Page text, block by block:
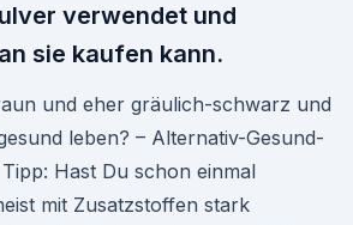
verwendet und
sie kaufen kann.
und eher gräulich-schwarz und
leben? – Alternativ-Gesund-
Hast Du schon einmal
mit Zusatzstoffen stark